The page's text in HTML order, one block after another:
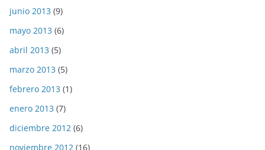
junio 2013 (9)
mayo 2013 (6)
abril 2013 (5)
marzo 2013 (5)
febrero 2013 (1)
enero 2013 (7)
diciembre 2012 (6)
noviembre 2012 (16)